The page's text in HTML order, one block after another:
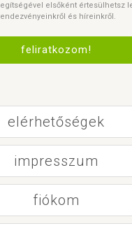
elsőként értesülhetsz
és híreinkről.
feliratkozom!
elérhetőségek
impresszum
fiókom